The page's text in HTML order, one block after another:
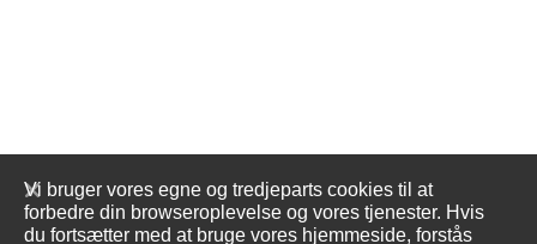
Vi bruger vores egne og tredjeparts cookies til at
forbedre din browseroplevelse og vores tjenester. Hvis
du fortsætter med at bruge vores hjemmeside, forstås